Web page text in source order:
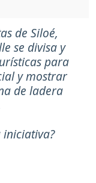
de Siloé,
se divisa y
para
y mostrar
de ladera
iniciativa?